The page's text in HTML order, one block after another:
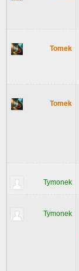
Tomek
Tomek
Tymonek
Tymonek